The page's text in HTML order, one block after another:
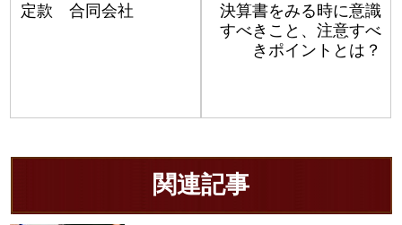
定款 合同会社
決算書をみる時に意識
すべきこと、注意すべ
きポイントとは？
関連記事